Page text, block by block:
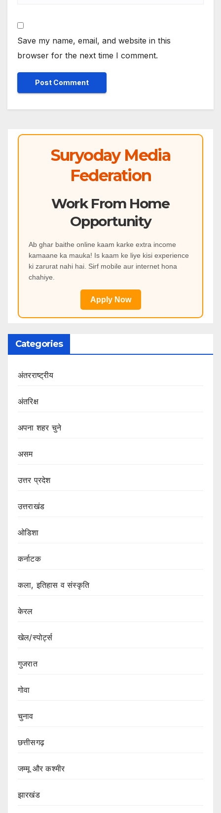
Save my name, email, and website in this
browser for the next time I comment.
Suryoday Media
Federation
Work From Home
Opportunity
Ab ghar baithe online kaam karke extra income
kamaane ka mauka! Is kaam ke liye kisi experience
ki zarurat nahi hai. Sirf mobile aur internet hona
chahiye.
Apply Now
Categories
अंतरराष्ट्रीय
अंतरिक्ष
अपना शहर चुने
असम
उत्तर प्रदेश
उत्तराखंड
ओडिशा
कर्नाटक
कला, इतिहास व संस्कृति
केरल
खेल/स्पोर्ट्स
गुजरात
गोवा
चुनाव
छत्तीसगढ़
जम्मू और कश्मीर
झारखंड